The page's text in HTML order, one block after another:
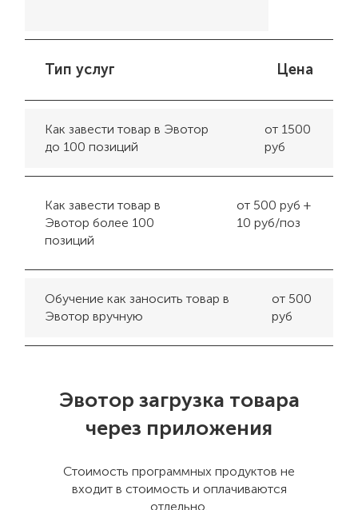
Тип услуг Цена
Как завести товар в Эвотор
до 100 позиций
от 1500
руб
Как завести товар в
Эвотор более 100
позиций
от 500 руб +
10 руб/поз
Обучение как заносить товар в
Эвотор вручную
от 500
руб
Эвотор загрузка товара
через приложения
Стоимость программных продуктов не
входит в стоимость и оплачиваются
отдельно.